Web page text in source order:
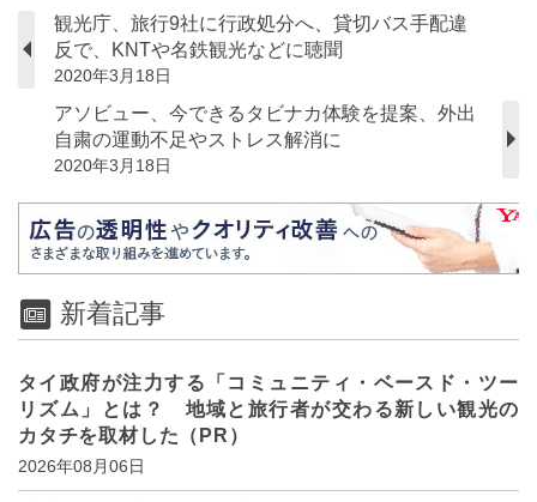
観光庁、旅行9社に行政処分へ、貸切バス手配違
反で、KNTや名鉄観光などに聴聞
2020年3月18日
アソビュー、今できるタビナカ体験を提案、外出
自粛の運動不足やストレス解消に
2020年3月18日
新着記事
タイ政府が注力する「コミュニティ・ベースド・ツー
リズム」とは？ 地域と旅行者が交わる新しい観光の
カタチを取材した（PR）
2026年08月06日